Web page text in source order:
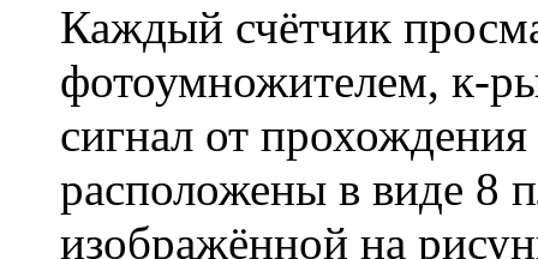
Каждый счётчик
фотоумножителем, к-
сигнал от
расположены в виде 8
изображённой на